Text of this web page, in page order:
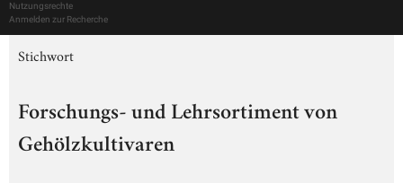
Nutzungsrechte
Anmelden zur Recherche
Stichwort
Forschungs- und Lehrsortiment von
Gehölzkultivaren